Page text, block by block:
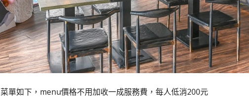
菜單如下，menu價格不用加收一成服務費，每人低消200元